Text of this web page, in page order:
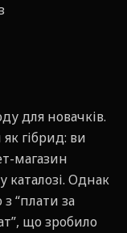
для новачків.
гібрид: ви
магазин
каталозі. Однак
“плати за
що зробило